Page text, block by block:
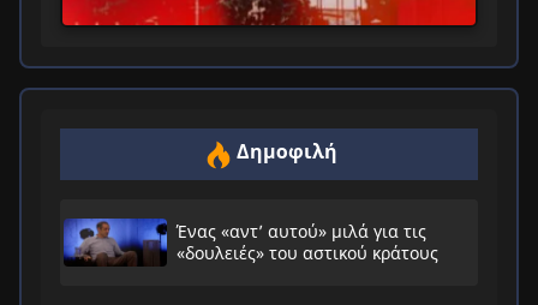
Δημοφιλή
Ένας «αντ’ αυτού» μιλά για τις
«δουλειές» του αστικού κράτους